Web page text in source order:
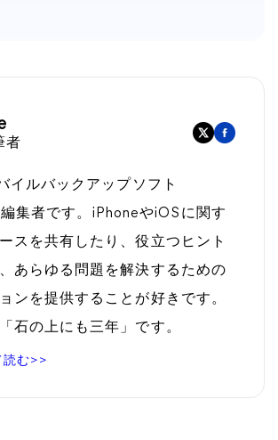
者
イルバックアップソフト
集者です。iPhoneやiOSに関す
スを共有したり、役立つヒント
あらゆる問題を解決するための
ンを提供することが好きです。
石の上にも三年」です。
読む>>